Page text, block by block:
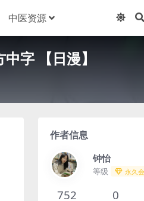
中医资源
字 【日漫】
作者信息
钟怡
等级 永久
752 0